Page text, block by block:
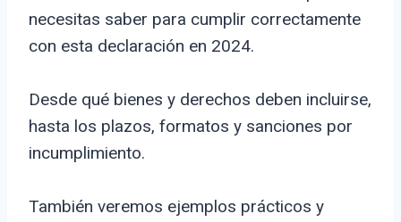
necesitas saber para cumplir correctamente
con esta declaración en 2024.
Desde qué bienes y derechos deben incluirse,
hasta los plazos, formatos y sanciones por
incumplimiento.
También veremos ejemplos prácticos y